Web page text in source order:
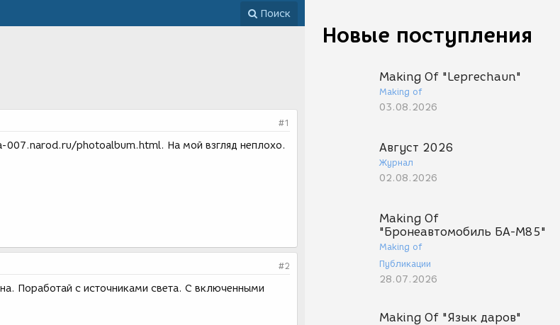
Новые поступления
Making Of "Leprechaun"
Making of
03.08.2026
Август 2026
Журнал
02.08.2026
Making Of
"Бронеавтомобиль БА-М85"
Making of
Публикации
28.07.2026
Making Of "Язык даров"
Поиск
#1
photoalbum.html. На мой взгляд неплохо.
#2
Поработай с источниками света. С включенными